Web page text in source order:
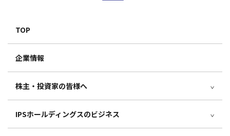
TOP
企業情報
株主・投資家の皆様へ
IPSホールディングスのビジネス